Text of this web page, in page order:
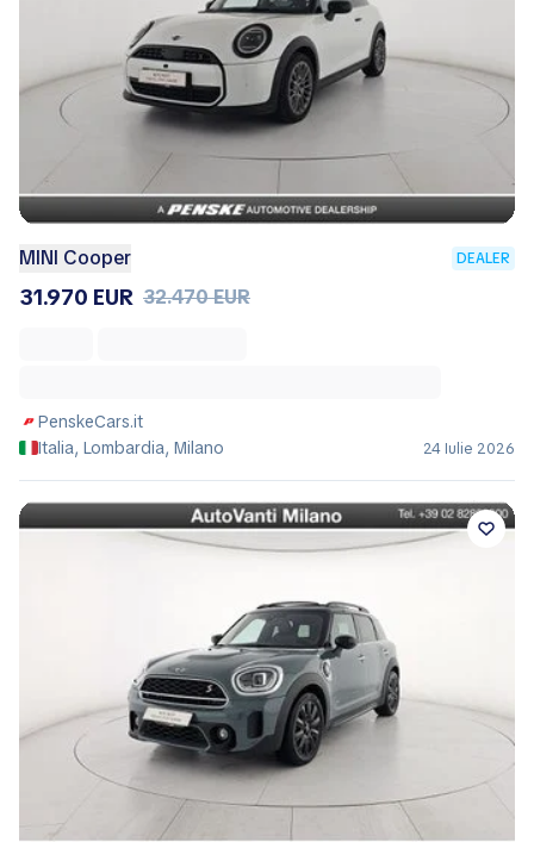
MINI Cooper DEALER
31.970 EUR 32.470 EUR
PenskeCars.it
Italia, Lombardia, Milano
24 Iulie 2026